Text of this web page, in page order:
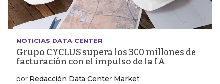
NOTICIAS DATA CENTER
Grupo CYCLUS supera los 300 millones de
facturación con el impulso de la IA
por Redacción Data Center Market